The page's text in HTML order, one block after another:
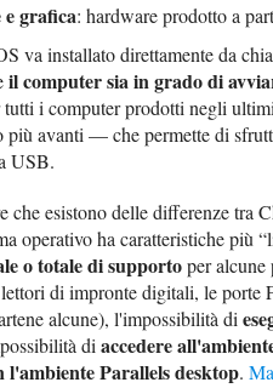
e grafica: hardware prodotto a
va installato direttamente da
il computer sia in grado di
tutti i computer prodotti negli
avanti — che permette di
USB.
che esistono delle differenze tra
operativo ha caratteristiche più
o totale di supportoper alcune
di impronte digitali, le porte
alcune), l'impossibilità di
diaccedere
Parallels desktop.